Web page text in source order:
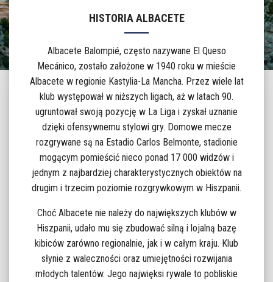
HISTORIA ALBACETE
Albacete Balompié, często nazywane El Queso
Mecánico, zostało założone w 1940 roku w mieście
Albacete w regionie Kastylia-La Mancha. Przez wiele lat
klub występował w niższych ligach, aż w latach 90.
ugruntował swoją pozycję w La Liga i zyskał uznanie
dzięki ofensywnemu stylowi gry. Domowe mecze
rozgrywane są na Estadio Carlos Belmonte, stadionie
mogącym pomieścić nieco ponad 17 000 widzów i
jednym z najbardziej charakterystycznych obiektów na
drugim i trzecim poziomie rozgrywkowym w Hiszpanii.
Choć Albacete nie należy do największych klubów w
Hiszpanii, udało mu się zbudować silną i lojalną bazę
kibiców zarówno regionalnie, jak i w całym kraju. Klub
słynie z waleczności oraz umiejętności rozwijania
młodych talentów. Jego najwięksi rywale to pobliskie